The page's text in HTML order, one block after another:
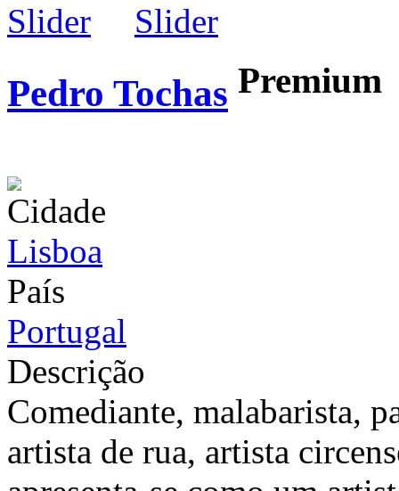
Pedro Tochas Premium
Cidade
Lisboa
País
Portugal
Descrição
Comediante, malabarista,
artista de rua, artista